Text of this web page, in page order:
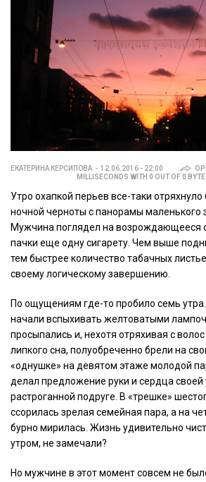
ЕКАТЕРИНА КЕРСИПОВА 12.06.2016 - 22:00
MILLISECONDS WITH 0 OUT OF 0
Утро охапкой перьев все-таки
ночной черноты с панорамы маленького
Мужчина поглядел на возрождающееся
пачки еще одну сигарету. Чем выше
тем быстрее количество табачных
своему логическому завершению.
По ощущениям где-то пробило семь
начали вспыхивать желтоватыми
просыпались и, нехотя отряхивая с
липкого сна, полуобреченно брели на
«однушке» на девятом этаже молодой
делал предложение руки и сердца своей
растроганной подруге. В «трешке»
ссорилась зрелая семейная пара, а на
бурно мирилась. Жизнь удивительно
утром, не замечали?
Но мужчине в этот момент совсем не